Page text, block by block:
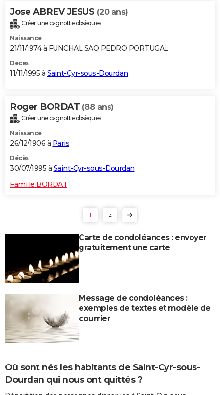
Jose ABREV JESUS (20 ans)
Créer une cagnotte obsèques
Naissance
21/11/1974 à FUNCHAL SAO PEDRO PORTUGAL
Décès
11/11/1995 à Saint-Cyr-sous-Dourdan
Roger BORDAT (88 ans)
Créer une cagnotte obsèques
Naissance
26/12/1906 à Paris
Décès
30/07/1995 à Saint-Cyr-sous-Dourdan
Famille BORDAT
1 2
Carte de condoléances : envoyer
gratuitement une carte
Message de condoléances :
exemples de textes et modèle de
courrier
Où sont nés les habitants de Saint-Cyr-sous-
Dourdan qui nous ont quittés ?